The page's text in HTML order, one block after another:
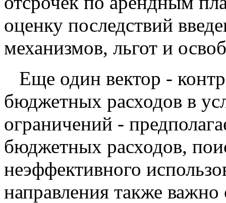
оценку последствий
механизмов, льгот и
Еще один вектор -
бюджетных расходов в
ограничений -
бюджетных расходов,
неэффективного
направления также важно